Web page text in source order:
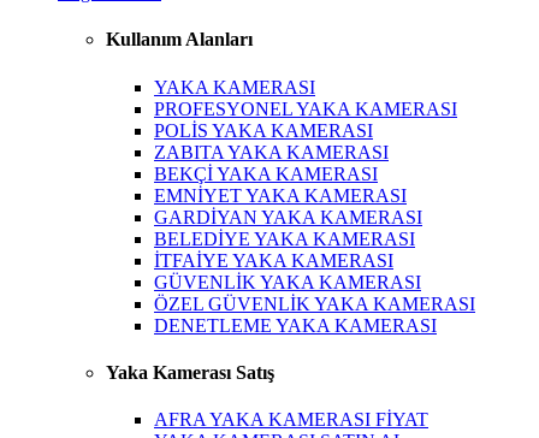
Kullanım Alanları
YAKA KAMERASI
PROFESYONEL YAKA KAMERASI
POLİS YAKA KAMERASI
ZABITA YAKA KAMERASI
BEKÇİ YAKA KAMERASI
EMNİYET YAKA KAMERASI
GARDİYAN YAKA KAMERASI
BELEDİYE YAKA KAMERASI
İTFAİYE YAKA KAMERASI
GÜVENLİK YAKA KAMERASI
ÖZEL GÜVENLİK YAKA KAMERASI
DENETLEME YAKA KAMERASI
Yaka Kamerası Satış
AFRA YAKA KAMERASI FİYAT